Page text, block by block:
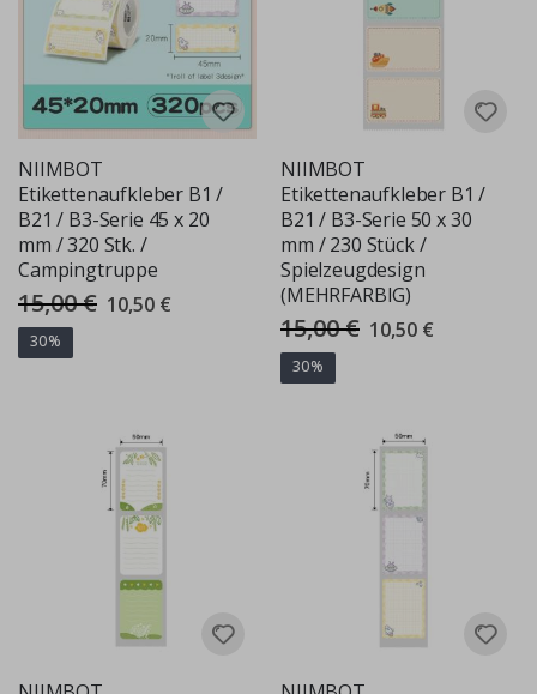
NIIMBOT
Etikettenaufkleber B1 /
B21 / B3-Serie 45 x 20
mm / 320 Stk. /
Campingtruppe
15,00 € Special
Price
10,50 €
30%
NIIMBOT
Etikettenaufkleber B1 /
B21 / B3-Serie 50 x 30
mm / 230 Stück /
Spielzeugdesign
(MEHRFARBIG)
15,00 € Special
Price
10,50 €
30%